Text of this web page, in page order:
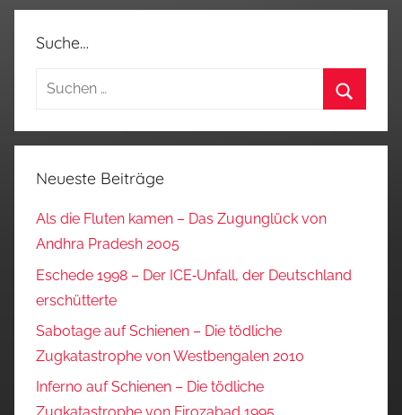
Suche…
Suchen
Neueste Beiträge
Als die Fluten kamen – Das Zugunglück von
Andhra Pradesh 2005
Eschede 1998 – Der ICE‑Unfall, der Deutschland
erschütterte
Sabotage auf Schienen – Die tödliche
Zugkatastrophe von Westbengalen 2010
Inferno auf Schienen – Die tödliche